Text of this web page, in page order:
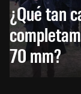
¿Qué tan
70 mm?